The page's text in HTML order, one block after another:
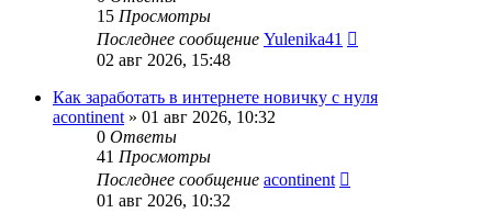
15 Просмотры
Последнее сообщение Yulenika41
02 авг 2026, 15:48
Как заработать в интернете новичку с нуля
acontinent » 01 авг 2026, 10:32
0 Ответы
41 Просмотры
Последнее сообщение acontinent
01 авг 2026, 10:32